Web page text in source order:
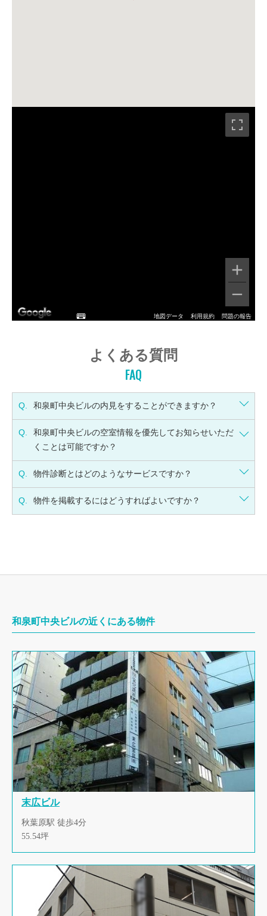
地図データ 利用規約 問題の報告
よくある質問
FAQ
Q. 和泉町中央ビルの内見をすることができますか？
Q.
和泉町中央ビルの空室情報を優先してお知らせいただ
くことは可能ですか？
Q. 物件診断とはどのようなサービスですか？
Q. 物件を掲載するにはどうすればよいですか？
和泉町中央ビルの近くにある物件
末広ビル
秋葉原駅 徒歩4分
55.54坪